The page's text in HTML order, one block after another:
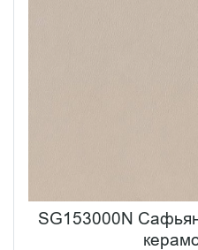
SG153000N